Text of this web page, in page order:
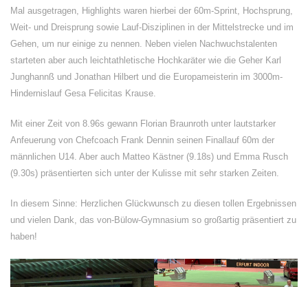
Mal ausgetragen, Highlights waren hierbei der 60m-Sprint, Hochsprung,
Weit- und Dreisprung sowie Lauf-Disziplinen in der Mittelstrecke und im
Gehen, um nur einige zu nennen. Neben vielen Nachwuchstalenten
starteten aber auch leichtathletische Hochkaräter wie die Geher Karl
Junghannß und Jonathan Hilbert und die Europameisterin im 3000m-
Hindernislauf Gesa Felicitas Krause.
Mit einer Zeit von 8.96s gewann Florian Braunroth unter lautstarker
Anfeuerung von Chefcoach Frank Dennin seinen Finallauf 60m der
männlichen U14. Aber auch Matteo Kästner (9.18s) und Emma Rusch
(9.30s) präsentierten sich unter der Kulisse mit sehr starken Zeiten.
In diesem Sinne: Herzlichen Glückwunsch zu diesen tollen Ergebnissen
und vielen Dank, das von-Bülow-Gymnasium so großartig präsentiert zu
haben!